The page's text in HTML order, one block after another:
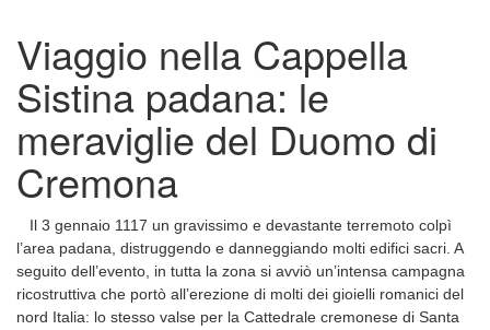
Viaggio nella Cappella
Sistina padana: le
meraviglie del Duomo di
Cremona
Il 3 gennaio 1117 un gravissimo e devastante terremoto colpì
l’area padana, distruggendo e danneggiando molti edifici sacri. A
seguito dell’evento, in tutta la zona si avviò un’intensa campagna
ricostruttiva che portò all’erezione di molti dei gioielli romanici del
nord Italia: lo stesso valse per la Cattedrale cremonese di Santa